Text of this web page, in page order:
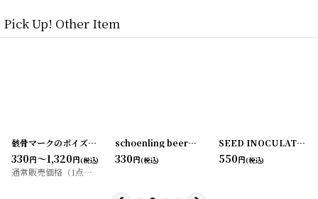
Pick Up! Other Item
[20200410-1]骸骨マークのポイズンラベル （アソート5枚セット） [20200407-21]
330円～1,320円(税込)
通常販売価格（1点）
schoenling beerラベル（2枚セット） [
330円(税込)
SEED INOCULATION ラベル
550円(税込)